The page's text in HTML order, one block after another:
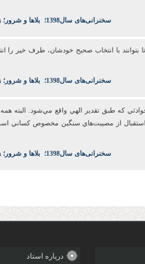
سخنرانی‌های سال1398 ؛ بلاها و
با انتخاب صحيح خودشان، طرف خير را
سخنرانی‌های سال1398 ؛ بلاها و
که طبق تقدير الهي واقع مي‌شود. البته
استقبال از مصيبت‌هاي سنگين مخصوص کساني
سخنرانی‌های سال1398 ؛ بلاها و
درباره استاد